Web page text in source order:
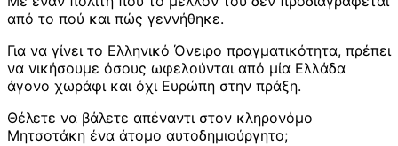
από το πού και πώς γεννήθηκε.
Για να γίνει το Ελληνικό Όνειρο πραγματικότητα, πρέπει
να νικήσουμε όσους ωφελούνται από μία Ελλάδα
άγονο χωράφι και όχι Ευρώπη στην πράξη.
Θέλετε να βάλετε απέναντι στον κληρονόμο
Μητσοτάκη ένα άτομο αυτοδημιούργητο;